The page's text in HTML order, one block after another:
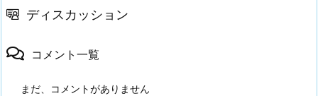
ディスカッション
コメント一覧
まだ、コメントがありません